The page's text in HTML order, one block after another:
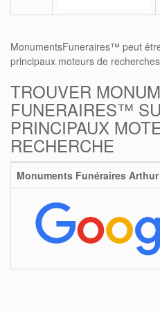
MonumentsFuneraires™ peut
principaux moteurs de
TROUVER
FUNERAIRES™
PRINCIPAUX
RECHERCHE
Monuments Funéraires